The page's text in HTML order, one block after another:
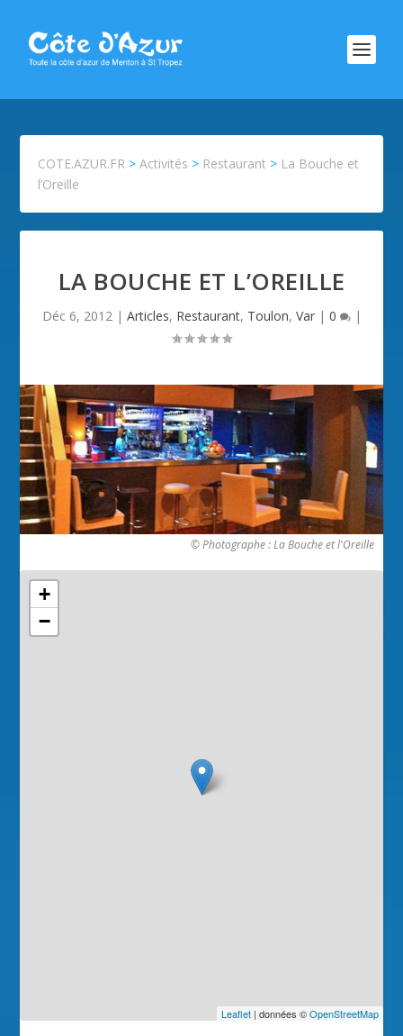
COTE.AZUR.FR >Activités > Restaurant > La Bouche et
l’Oreille
LA BOUCHE ET L’OREILLE
Déc 6, 2012| Articles, Restaurant, Toulon, Var| 0 |
© Photographe : La Bouche et l'Oreille
+
−
Leaflet| données ©OpenStreetMap